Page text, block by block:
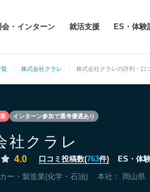
会・インターン 就活支援 ES・体験
覧 株式会社クラレ 株式会社クラレの評判・口
インターン参加で選考優遇あり
社クラレ
4.0 口コミ投稿数(763件) ES・体
ー・製造業(化学・石油) 本社： 岡山県